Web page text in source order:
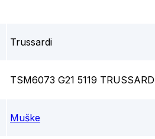
Trussardi
TSM6073 G21 5119
Muške